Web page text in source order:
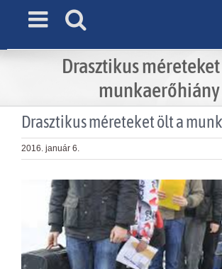
Drasztikus
munkaerőhiány
Drasztikus méreteket ölt a
2016. január 6.
Larger
Image